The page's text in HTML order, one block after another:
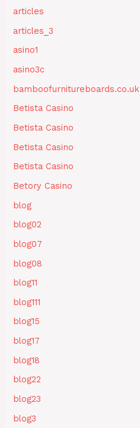
articles
articles_3
asino1
asino3c
bamboofurnitureboards.co.uk
Betista Casino
Betista Casino
Betista Casino
Betista Casino
Betory Casino
blog
blog02
blog07
blog08
blog11
blog111
blog15
blog17
blog18
blog22
blog23
blog3